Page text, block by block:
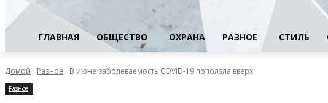
ГЛАВНАЯ ОБЩЕСТВО ОХРАНА РАЗНОЕ СТИЛЬ
Домой Разное В июне заболеваемость COVID-19 поползла вверх
Разное